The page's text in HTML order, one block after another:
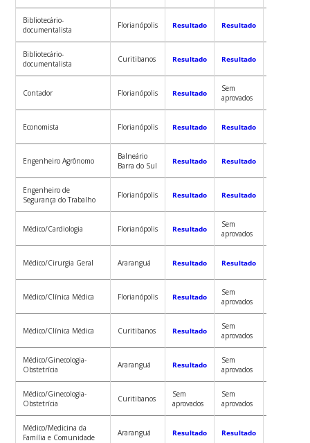
Bibliotecário-
documentalista
Florianópolis Resultado Resultado
Bibliotecário-
documentalista
Curitibanos Resultado Resultado
Contador Florianópolis Resultado
Sem
aprovados
Economista Florianópolis Resultado Resultado
Engenheiro Agrônomo
Balneário
Barra do Sul
Resultado Resultado
Engenheiro de
Segurança do Trabalho
Florianópolis Resultado Resultado
Médico/Cardiologia Florianópolis Resultado
Sem
aprovados
Médico/Cirurgia Geral Araranguá Resultado Resultado
Médico/Clínica Médica Florianópolis Resultado
Sem
aprovados
Médico/Clínica Médica Curitibanos Resultado
Sem
aprovados
Médico/Ginecologia-
Obstetrícia
Araranguá Resultado
Sem
aprovados
Médico/Ginecologia-
Obstetrícia
Curitibanos
Sem
aprovados
Sem
aprovados
Médico/Medicina da
Família e Comunidade
Araranguá Resultado Resultado